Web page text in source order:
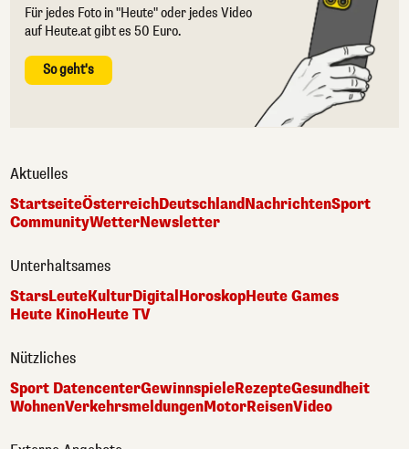
Für jedes Foto in "Heute" oder jedes Video
auf Heute.at gibt es 50 Euro.
So geht's
Aktuelles
StartseiteÖsterreichDeutschlandNachrichtenSport
CommunityWetterNewsletter
Unterhaltsames
StarsLeuteKulturDigitalHoroskopHeute Games
Heute KinoHeute TV
Nützliches
Sport DatencenterGewinnspieleRezepteGesundheit
WohnenVerkehrsmeldungenMotorReisenVideo